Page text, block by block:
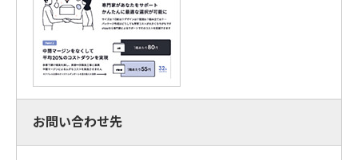
お問い合わせ先